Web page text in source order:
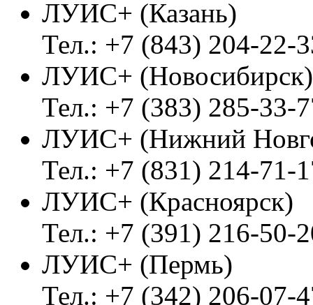
ЛУИС+ (Казань)
Тел.: +7 (843) 204-22-
ЛУИС+ (Новосибирск)
Тел.: +7 (383) 285-33-
ЛУИС+ (Нижний
Тел.: +7 (831) 214-71-
ЛУИС+ (Красноярск)
Тел.: +7 (391) 216-50-
ЛУИС+ (Пермь)
Тел.: +7 (342) 206-07-